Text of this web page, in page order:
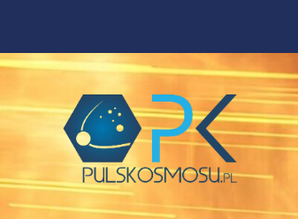
content